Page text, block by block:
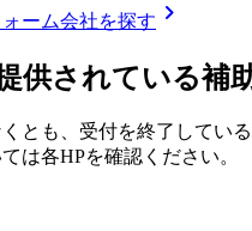
ーム会社を探す chevron_right
供されている補
とも、受付を終了してい
は各HPを確認ください。